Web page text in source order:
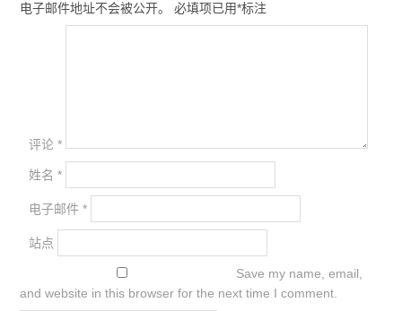
电子邮件地址不会被公开。 必填项已用*标注
评论*
姓名*
电子邮件*
站点
Save my name, email,
and website in this browser for the next time I comment.